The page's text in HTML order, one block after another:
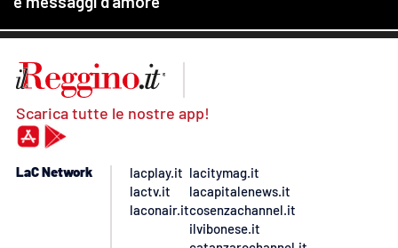
Scarica tutte le nostre app!
LaC Network
lacplay.it
lactv.it
laconair.it
lacitymag.it
lacapitalenews.it
cosenzachannel.it
ilvibonese.it